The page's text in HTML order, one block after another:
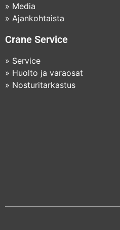
» Media
» Ajankohtaista
Crane Service
» Service
» Huolto ja varaosat
» Nosturitarkastus